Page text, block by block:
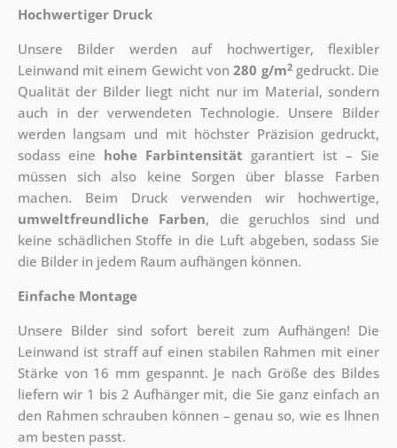
Hochwertiger Druck
Unsere Bilder werden auf hochwertiger, flexibler
Leinwand mit einem Gewicht von280 g/m2gedruckt. Die
Qualität der Bilder liegt nicht nur im Material, sondern
auch in der verwendeten Technologie. Unsere Bilder
werden langsam und mit höchster Präzision gedruckt,
sodass eine hohe Farbintensität garantiert ist – Sie
müssen sich also keine Sorgen über blasse Farben
machen. Beim Druck verwenden wir hochwertige,
umweltfreundliche Farben, die geruchlos sind und
keine schädlichen Stoffe in die Luft abgeben, sodass Sie
die Bilder in jedem Raum aufhängen können.
Einfache Montage
Unsere Bilder sind sofort bereit zum Aufhängen! Die
Leinwand ist straff auf einen stabilen Rahmen mit einer
Stärke von 16 mm gespannt. Je nach Größe des Bildes
liefern wir 1 bis 2 Aufhänger mit, die Sie ganz einfach an
den Rahmen schrauben können – genau so, wie es Ihnen
am besten passt.